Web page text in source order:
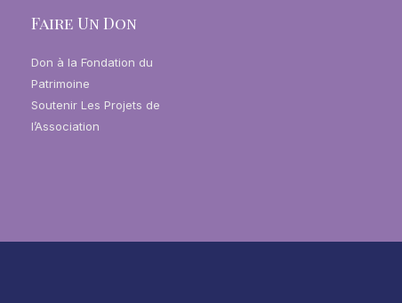
Faire Un Don
Don à la Fondation du
Patrimoine
Soutenir Les Projets de
l’Association